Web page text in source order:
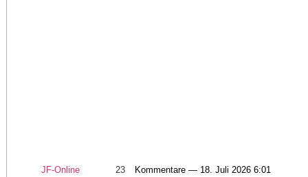
JF-Online 23 Kommentare — 18. Juli 2026 6:01